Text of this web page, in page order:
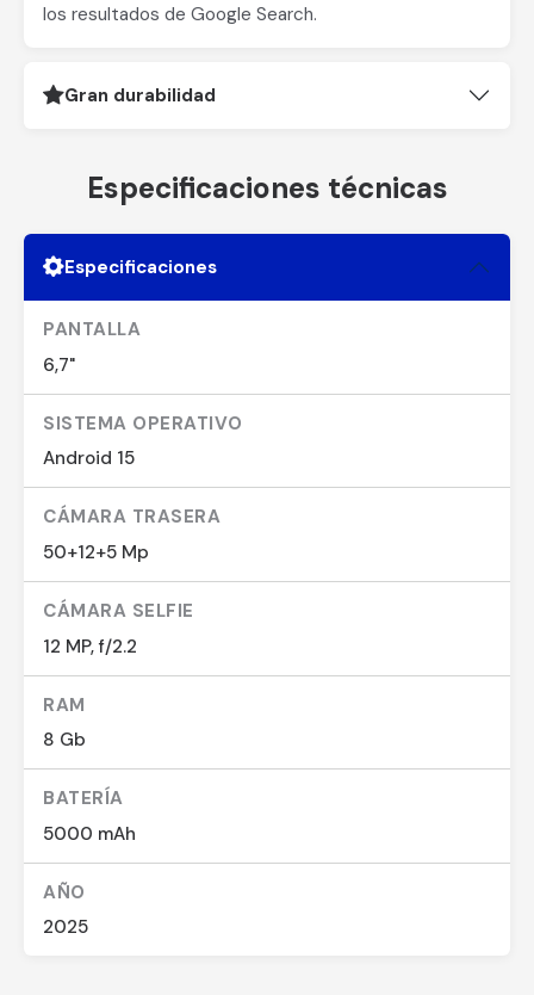
los resultados de Google Search.
Gran durabilidad
Especificaciones técnicas
Especificaciones
PANTALLA
6,7"
SISTEMA OPERATIVO
Android 15
CÁMARA TRASERA
50+12+5 Mp
CÁMARA SELFIE
12 MP, f/2.2
RAM
8 Gb
BATERÍA
5000 mAh
AÑO
2025